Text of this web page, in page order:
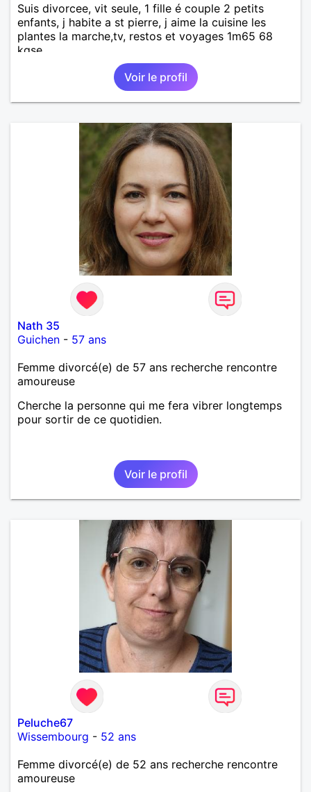
Suis divorcee, vit seule, 1 fille é couple 2 petits
enfants, j habite a st pierre, j aime la cuisine les
plantes la marche,tv, restos et voyages 1m65 68
kgse
Voir le profil
Nath 35
Guichen - 57 ans
Femme divorcé(e) de 57 ans recherche rencontre
amoureuse
Cherche la personne qui me fera vibrer longtemps
pour sortir de ce quotidien.
Voir le profil
Peluche67
Wissembourg - 52 ans
Femme divorcé(e) de 52 ans recherche rencontre
amoureuse